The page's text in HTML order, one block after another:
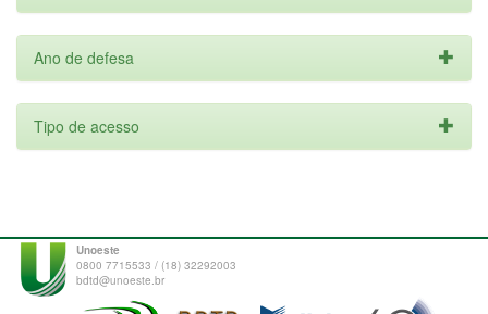
Ano de defesa
Tipo de acesso
Unoeste
0800 7715533 / (18) 32292003
bdtd@unoeste.br